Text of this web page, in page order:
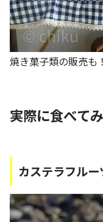
焼き菓子類の販売も
実際に食べて
カステラフル